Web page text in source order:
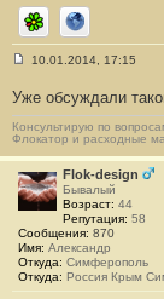
ICQ Сайт
о
б
щ
е
н
и
е
#
2
7
10.01.2014, 17:15
Уже обсуждали
Консультирую по
Флокатор и расходные
Flok-design
Бывалый
Возраст: 44
Репутация: 58
Сообщения: 870
Имя: Александр
Откуда: Симферополь
Откуда: Россия Крым